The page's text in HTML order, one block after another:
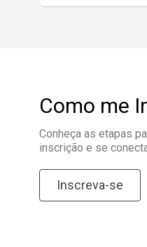
Como me
Conheça as etapas
inscrição e se
Inscreva-se